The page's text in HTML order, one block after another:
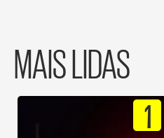
MAIS LIDAS
1